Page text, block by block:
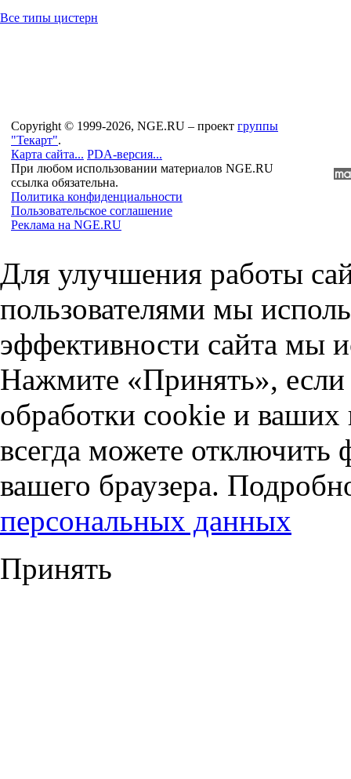
Все типы цистерн
Copyright © 1999-2026, NGE.RU – проект группы
"Текарт".
Карта сайта... PDA-версия...
При любом использовании материалов NGE.RU
ссылка обязательна.
Политика конфиденциальности
Пользовательское соглашение
Реклама на NGE.RU
Для улучшения работы
пользователями мы
эффективности сайта мы
Нажмите «Принять», если
обработки cookie и
всегда можете отключить
вашего браузера.
персональных данных
Принять